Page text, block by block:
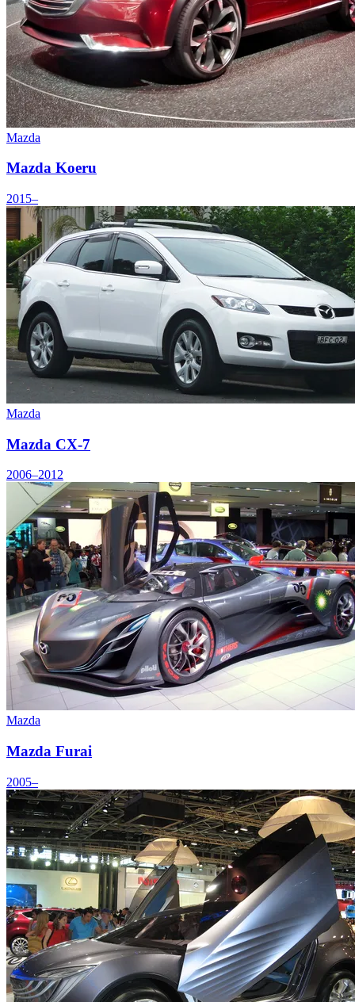
Mazda
Mazda Koeru
2015–
Mazda
Mazda CX-7
2006–2012
Mazda
Mazda Furai
2005–